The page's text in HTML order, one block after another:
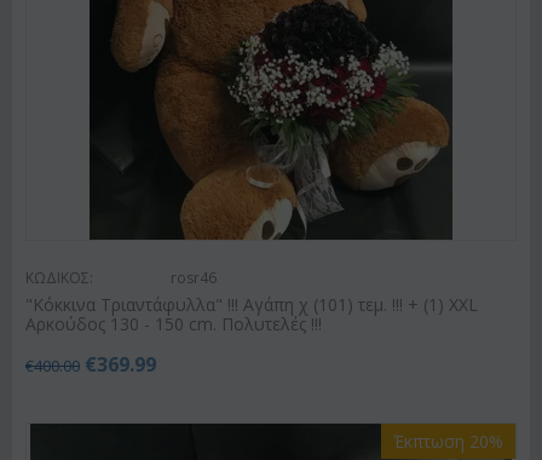
ΚΩΔΙΚΟΣ: rosr46
"Κόκκινα Τριαντάφυλλα" !!! Αγάπη χ (101) τεμ. !!! + (1) XXL
Αρκούδος 130 - 150 cm. Πολυτελές !!!
€400.00 €369.99
Έκπτωση 20%